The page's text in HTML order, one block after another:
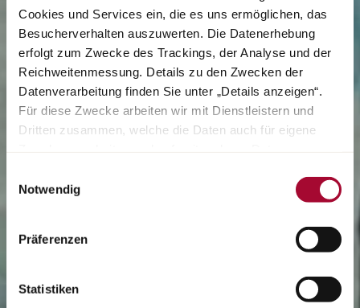
Cookies und Services ein, die es uns ermöglichen, das
Besucherverhalten auszuwerten. Die Datenerhebung
erfolgt zum Zwecke des Trackings, der Analyse und der
Reichweitenmessung. Details zu den Zwecken der
Datenverarbeitung finden Sie unter „Details anzeigen“.
Für diese Zwecke arbeiten wir mit Dienstleistern und
Dritten zusammen, welche die Daten auch für eigene
„Cookies und Services zulassen“ oder durch Auswählen
einzelner Cookies und Services in der Detailansicht
geben Sie Ihre Einwilligung zur Verarbeitung Ihrer Daten
zu den jeweiligen Zwecken. Sie ist freiwillig, für die
widerruflich für die Zukunft durch Anklicken der
Weitere
Notwendig
Präferenzen
Statistiken